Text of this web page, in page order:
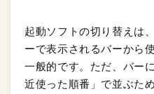
起動ソフトの切り替えは
ーで表示されるバーから
一般的です。ただ、バー
近使った順番」で並ぶた